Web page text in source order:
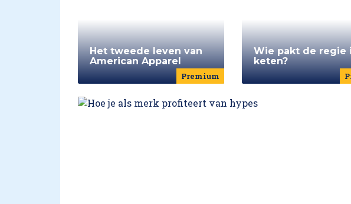
Premium
Het tweede leven van
American Apparel
Wie pakt de regie
keten?